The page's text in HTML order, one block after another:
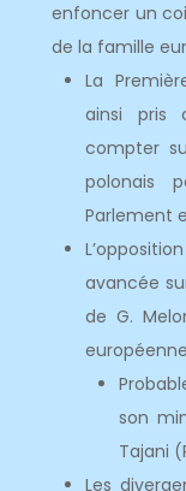
enfoncer un
de la famille
La
ainsi pris
compter
polonais
Parlement
avancée
de G.
son
Tajani
Les